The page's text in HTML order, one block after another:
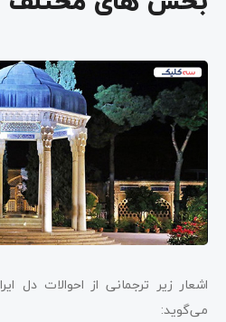
اشعار زیر ترجمانی از احوالات دل
می‌گوید: